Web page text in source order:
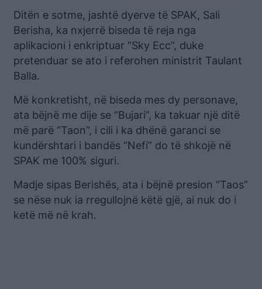
Ditën e sotme, jashtë dyerve të SPAK, Sali
Berisha, ka nxjerrë biseda të reja nga
aplikacioni i enkriptuar “Sky Ecc”, duke
pretenduar se ato i referohen ministrit Taulant
Balla.
Më konkretisht, në biseda mes dy personave,
ata bëjnë me dije se “Bujari”, ka takuar një ditë
më parë “Taon”, i cili i ka dhënë garanci se
kundërshtari i bandës “Nefi” do të shkojë në
SPAK me 100% siguri.
Madje sipas Berishës, ata i bëjnë presion “Taos”
se nëse nuk ia rregullojnë këtë gjë, ai nuk do i
ketë më në krah.